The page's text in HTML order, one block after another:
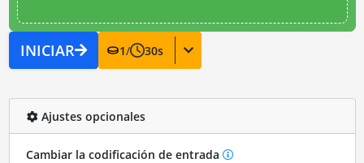
INICIAR 1/ 30s
Ajustes opcionales
Cambiar la codificación de entrada